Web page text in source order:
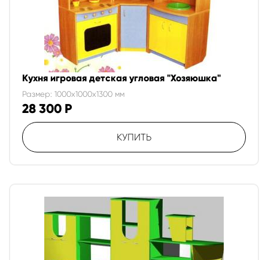
Кухня игровая детская угловая "Хозяюшка"
Размер: 1000x1000x1300 мм
28 300 Р
КУПИТЬ